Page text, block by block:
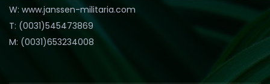
W: www.janssen-militaria.com
T: (0031)545473869
M: (0031)653234008